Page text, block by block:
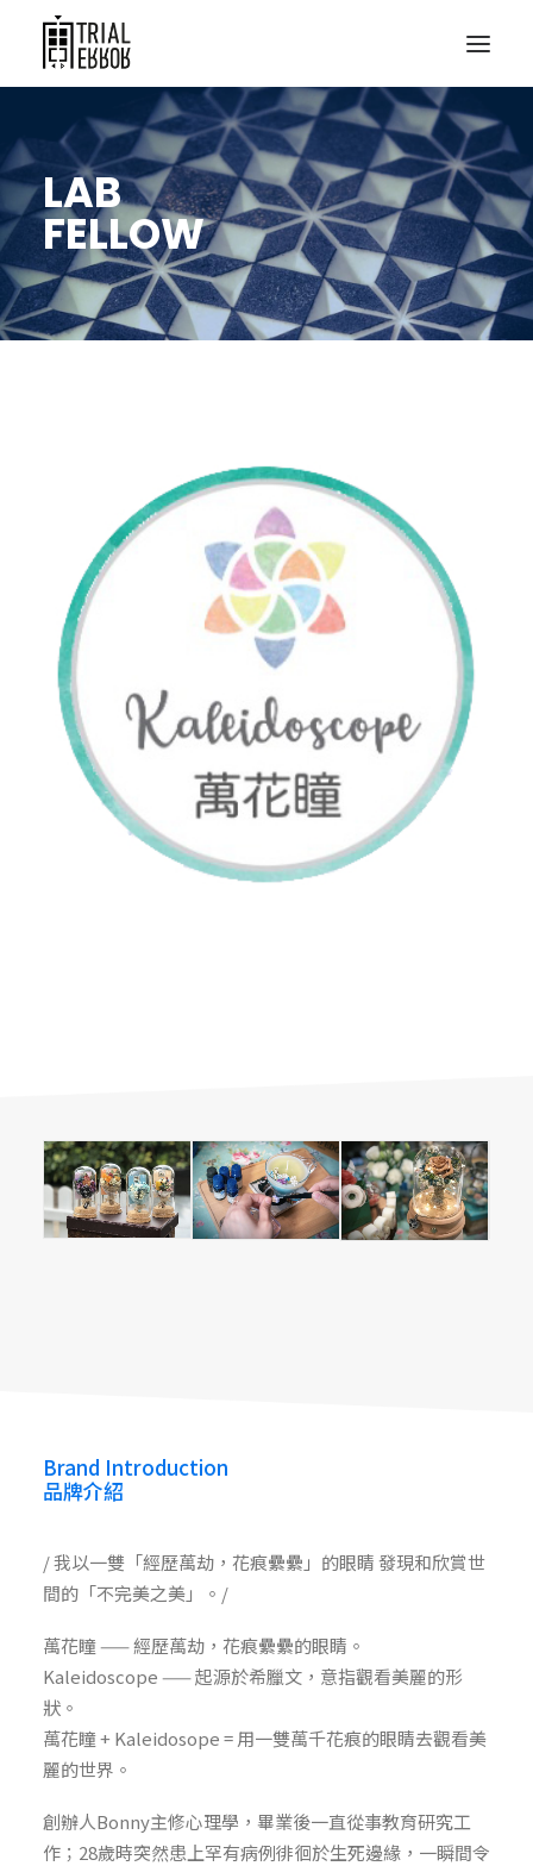
LAB
FELLOW
萬花瞳 Kaleidoscope
Kaleidoscope 萬花瞳
Kaleidoscope 萬花瞳
Brand Introduction
品牌介紹
/ 我以一雙「經歷萬劫，花痕纍纍」的眼睛 發現和欣賞世
間的「不完美之美」。/
萬花瞳 —— 經歷萬劫，花痕纍纍的眼睛。
Kaleidoscope —— 起源於希臘文，意指觀看美麗的形
狀。
萬花瞳 + Kaleidosope = 用一雙萬千花痕的眼睛去觀看美
麗的世界。
創辦人Bonny主修心理學，畢業後一直從事教育研究工
作；28歲時突然患上罕有病例徘徊於生死邊緣，一瞬間令